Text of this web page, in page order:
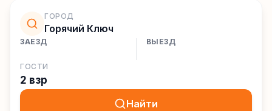
ГОРОД
Горячий Ключ
ЗАЕЗД ВЫЕЗД
ГОСТИ
2 взр
Найти